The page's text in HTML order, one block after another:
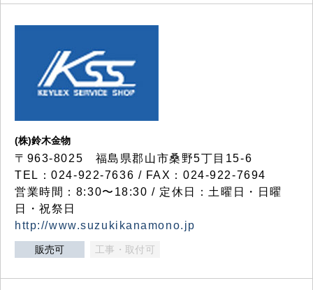
(株)鈴木金物
〒963-8025 福島県郡山市桑野5丁目15-6
TEL：024-922-7636 / FAX：024-922-7694
営業時間：8:30〜18:30 / 定休日：土曜日・日曜
日・祝祭日
http://www.suzukikanamono.jp
販売可 工事・取付可